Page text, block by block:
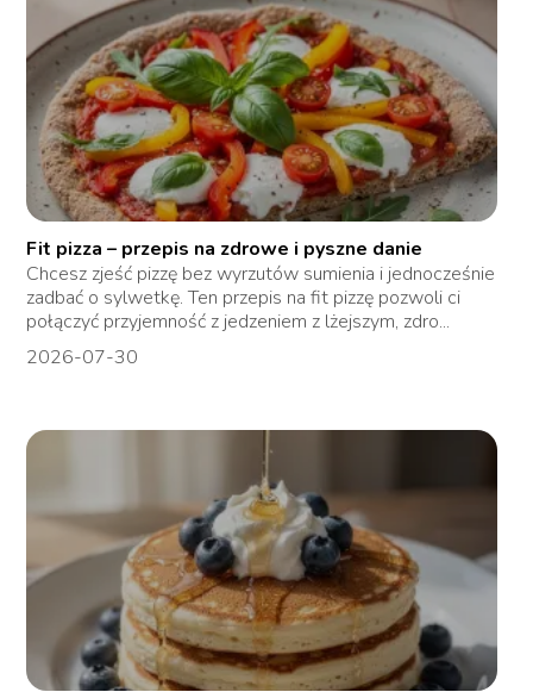
Fit pizza – przepis na zdrowe i pyszne danie
Chcesz zjeść pizzę bez wyrzutów sumienia i jednocześnie
zadbać o sylwetkę. Ten przepis na fit pizzę pozwoli ci
połączyć przyjemność z jedzeniem z lżejszym, zdro...
2026-07-30